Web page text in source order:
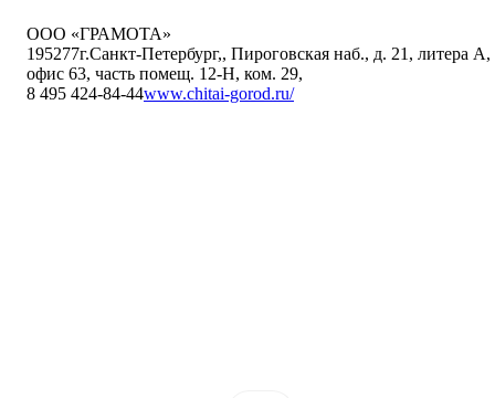
ООО «ГРАМОТА»
195277г.Санкт-Петербург,, Пироговская наб., д. 21, литера А,
офис 63, часть помещ. 12-Н, ком. 29,
8 495 424-84-44www.chitai-gorod.ru/